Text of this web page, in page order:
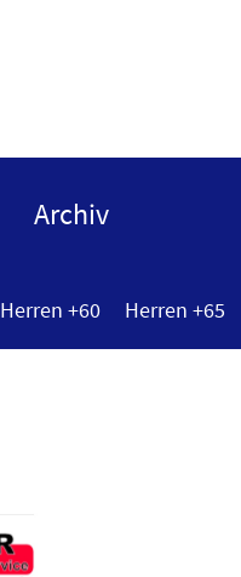
Archiv
Herren +60 Herren +65